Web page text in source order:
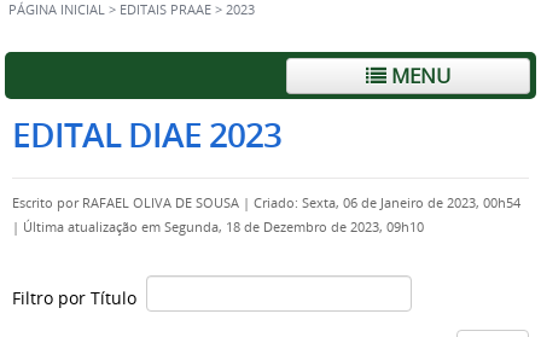
PÁGINA INICIAL > EDITAIS PRAAE > 2023
MENU
EDITAL DIAE 2023
Escrito por RAFAEL OLIVA DE SOUSA | Criado: Sexta, 06 de Janeiro de 2023, 00h54
| Última atualização em Segunda, 18 de Dezembro de 2023, 09h10
Filtro por Título